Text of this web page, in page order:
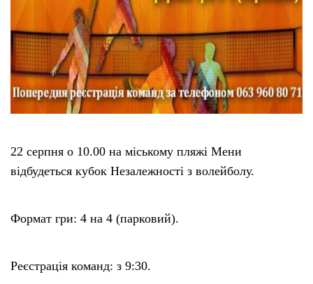
22 серпня о 10.00 на міському пляжі Мени
відбудеться кубок Незалежності з волейболу.
Формат гри: 4 на 4 (парковий).
Реєстрація команд: з 9:30.